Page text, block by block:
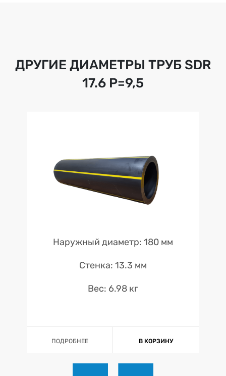
ДРУГИЕ ДИАМЕТРЫ ТРУБ SDR
17.6 Р=9,5
Наружный диаметр: 180 мм
Стенка: 13.3 мм
Вес: 6.98 кг
ПОДРОБНЕЕ В КОРЗИНУ